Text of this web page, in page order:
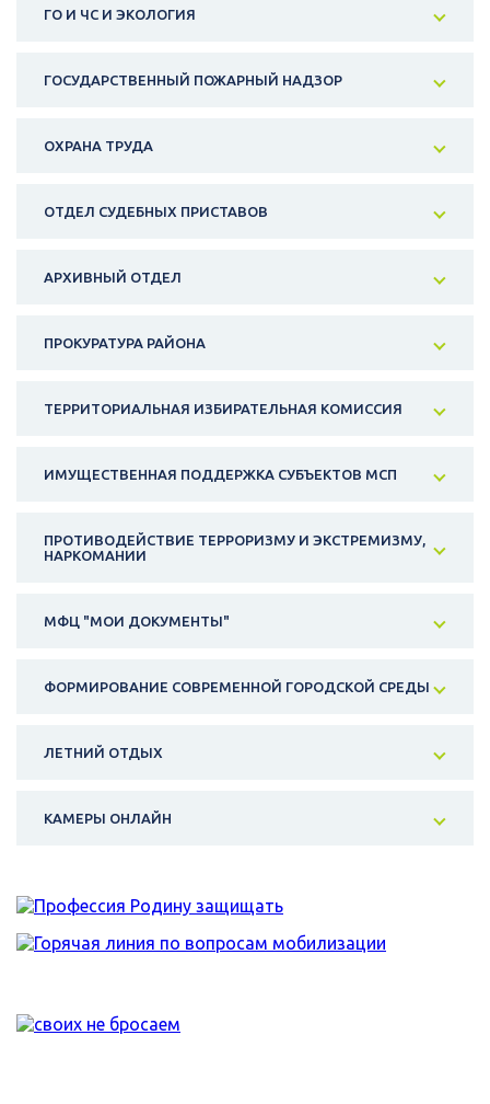
ГО И ЧС И ЭКОЛОГИЯ
ГОСУДАРСТВЕННЫЙ ПОЖАРНЫЙ НАДЗОР
ОХРАНА ТРУДА
ОТДЕЛ СУДЕБНЫХ ПРИСТАВОВ
АРХИВНЫЙ ОТДЕЛ
ПРОКУРАТУРА РАЙОНА
ТЕРРИТОРИАЛЬНАЯ ИЗБИРАТЕЛЬНАЯ КОМИССИЯ
ИМУЩЕСТВЕННАЯ ПОДДЕРЖКА СУБЪЕКТОВ МСП
ПРОТИВОДЕЙСТВИЕ ТЕРРОРИЗМУ И ЭКСТРЕМИЗМУ,
НАРКОМАНИИ
МФЦ "МОИ ДОКУМЕНТЫ"
ФОРМИРОВАНИЕ СОВРЕМЕННОЙ ГОРОДСКОЙ СРЕДЫ
ЛЕТНИЙ ОТДЫХ
КАМЕРЫ ОНЛАЙН